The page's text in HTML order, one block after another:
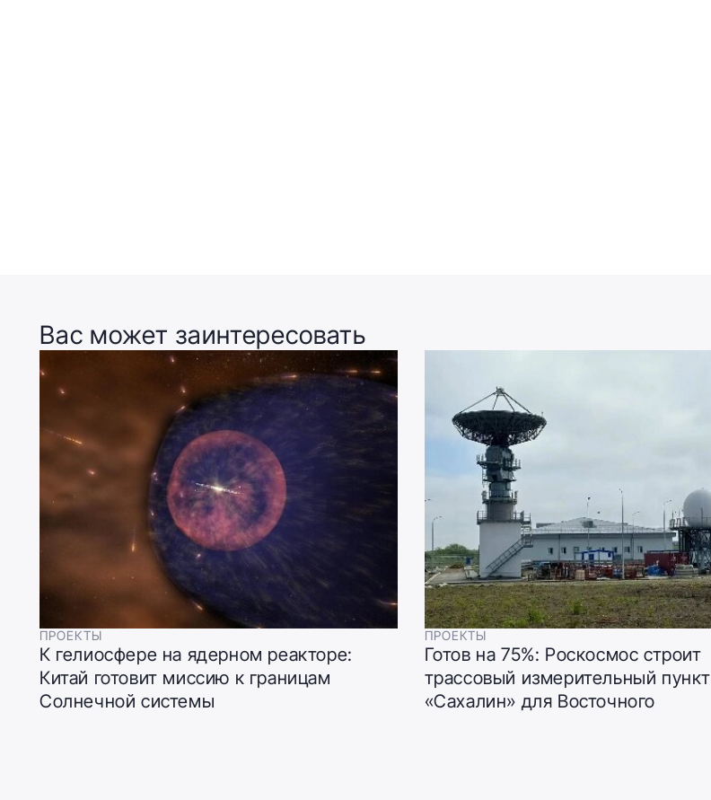
Вас может заинтересовать
ПРОЕКТЫ
К гелиосфере на ядерном реакторе:
Китай готовит миссию к границам
Солнечной системы
ПРОЕКТЫ
Готов на 75%: Роскосмос строит
трассовый измерительный пункт
«Сахалин» для Восточного